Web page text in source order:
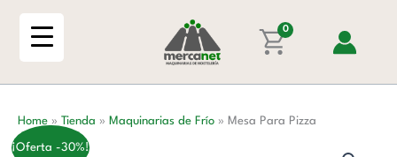
0
Home » Tienda » Maquinarias de Frío » Mesa Para Pizza
¡Oferta -30%!